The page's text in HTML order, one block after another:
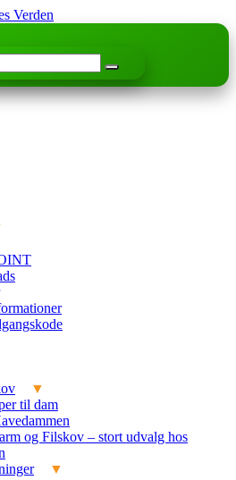
til dam
og Filskov – stort udvalg hos